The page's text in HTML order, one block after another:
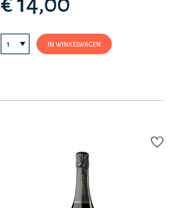
IN WINKELWAGEN